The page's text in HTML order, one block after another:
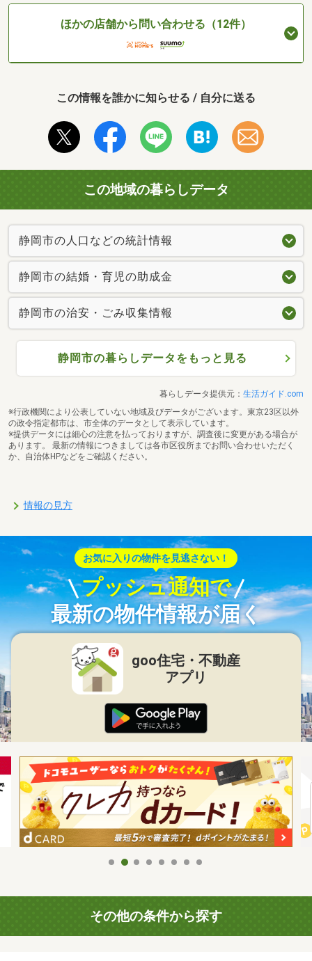
ほかの店舗から問い合わせる（12件）
この情報を誰かに知らせる / 自分に送る
この地域の暮らしデータ
静岡市の人口などの統計情報
静岡市の結婚・育児の助成金
静岡市の治安・ごみ収集情報
静岡市の暮らしデータをもっと見る
暮らしデータ提供元： 生活ガイド.com
※行政機関により公表していない地域及びデータがございます。東京23区以外
の政令指定都市は、市全体のデータとして表示しています。
※提供データには細心の注意を払っておりますが、調査後に変更がある場合が
あります。 最新の情報につきましては各市区役所までお問い合わせいただく
か、自治体HPなどをご確認ください。
情報の見方
お気に入りの物件を見逃さない！
プッシュ通知で
最新の物件情報が届く
goo住宅・不動産
アプリ
その他の条件から探す